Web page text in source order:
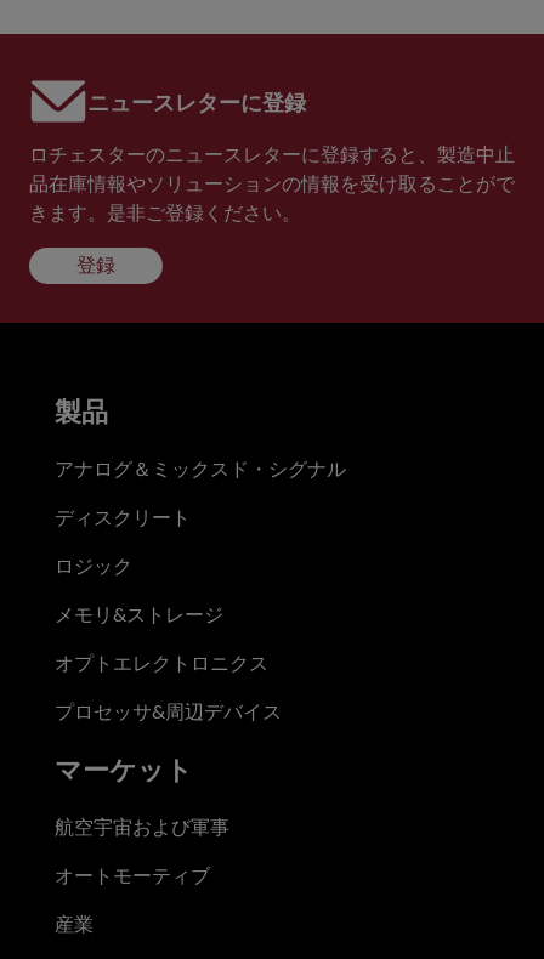
ニュースレターに登録
ロチェスターのニュースレターに登録すると、製造中止
品在庫情報やソリューションの情報を受け取ることがで
きます。是非ご登録ください。
登録
製品
アナログ＆ミックスド・シグナル
ディスクリート
ロジック
メモリ&ストレージ
オプトエレクトロニクス
プロセッサ&周辺デバイス
マーケット
航空宇宙および軍事
オートモーティブ
産業